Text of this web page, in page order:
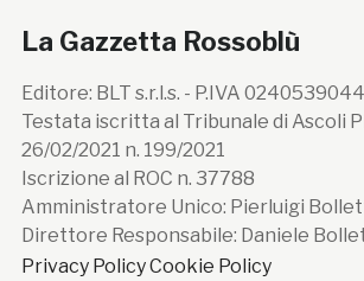
La Gazzetta Rossoblù
Editore: BLT s.r.l.s. - P.IVA
Testata iscritta al Tribunale di Ascoli
26/02/2021 n. 199/2021
Iscrizione al ROC n. 37788
Amministratore Unico: Pierluigi
Direttore Responsabile: Daniele
Privacy PolicyCookie Policy